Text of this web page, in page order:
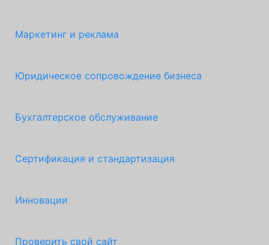
Маркетинг и реклама
Юридическое сопровождение бизнеса
Бухгалтерское обслуживание
Сертификация и стандартизация
Инновации
Проверить свой сайт